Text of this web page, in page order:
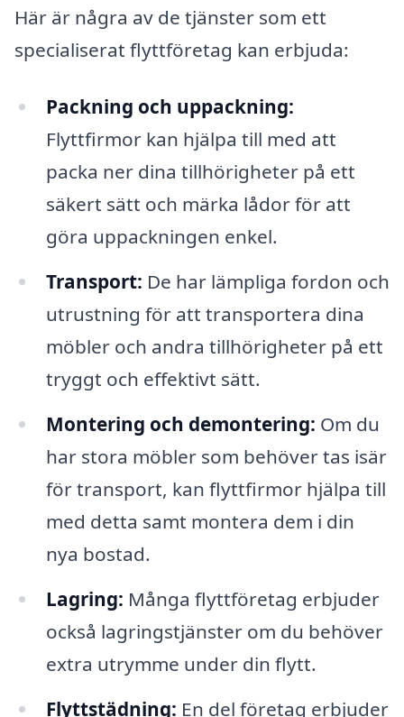
Här är några av de tjänster som ett
specialiserat flyttföretag kan erbjuda:
Packning och uppackning:
Flyttfirmor kan hjälpa till med att
packa ner dina tillhörigheter på ett
säkert sätt och märka lådor för att
göra uppackningen enkel.
Transport: De har lämpliga fordon och
utrustning för att transportera dina
möbler och andra tillhörigheter på ett
tryggt och effektivt sätt.
Montering och demontering: Om du
har stora möbler som behöver tas isär
för transport, kan flyttfirmor hjälpa till
med detta samt montera dem i din
nya bostad.
Lagring: Många flyttföretag erbjuder
också lagringstjänster om du behöver
extra utrymme under din flytt.
Flyttstädning: En del företag erbjuder